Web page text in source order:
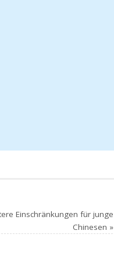
Einschränkungen für junge
Chinesen »